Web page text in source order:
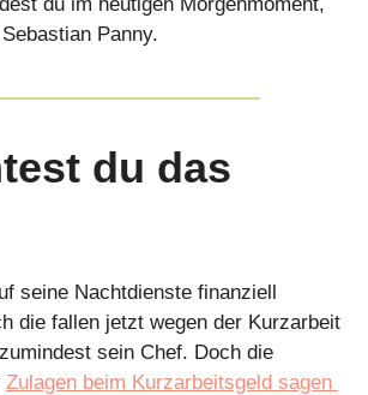
Panny.
du das
seine Nachtdienste finanziell
die fallen jetzt wegen der Kurzarbeit
sein Chef. Doch die
Zulagen beim Kurzarbeitsgeld sagen